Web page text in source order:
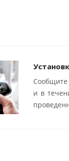
Сообщите
и в